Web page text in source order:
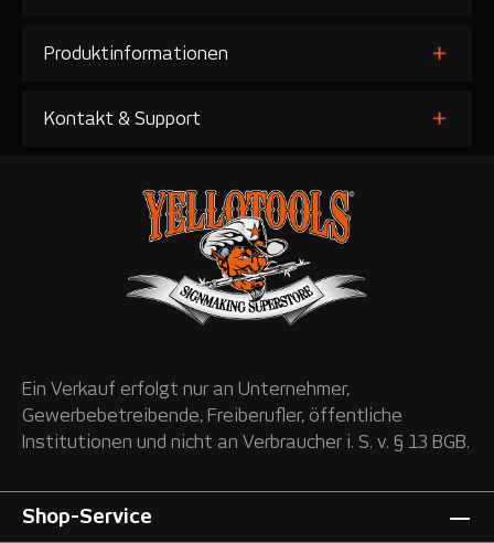
Produktinformationen
Kontakt & Support
Ein Verkauf erfolgt nur an Unternehmer,
Gewerbebetreibende, Freiberufler, öffentliche
Institutionen und nicht an Verbraucher i. S. v. § 13 BGB.
Shop-Service